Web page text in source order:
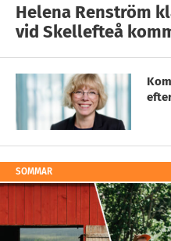
Helena Renström
vid Skellefteå
SOMMAR